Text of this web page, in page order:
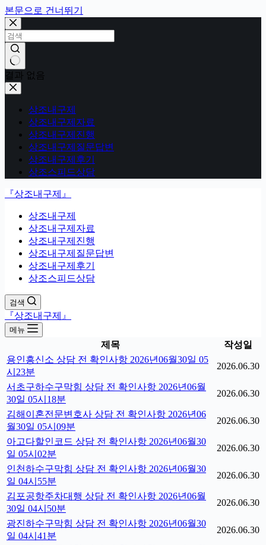
본문으로 건너뛰기
결과 없음
상조내구제
상조내구제자료
상조내구제진행
상조내구제질문답변
상조내구제후기
상조스피드상담
『상조내구제』
상조내구제
상조내구제자료
상조내구제진행
상조내구제질문답변
상조내구제후기
상조스피드상담
검색
『상조내구제』
메뉴
제목
작성일
용인흥신소 상담 전 확인사항 2026년06월30일 05
시23분
2026.06.30
서초구하수구막힘 상담 전 확인사항 2026년06월
30일 05시18분
2026.06.30
김해이혼전문변호사 상담 전 확인사항 2026년06
월30일 05시09분
2026.06.30
아고다할인코드 상담 전 확인사항 2026년06월30
일 05시02분
2026.06.30
인천하수구막힘 상담 전 확인사항 2026년06월30
일 04시55분
2026.06.30
김포공항주차대행 상담 전 확인사항 2026년06월
30일 04시50분
2026.06.30
광진하수구막힘 상담 전 확인사항 2026년06월30
일 04시41분
2026.06.30